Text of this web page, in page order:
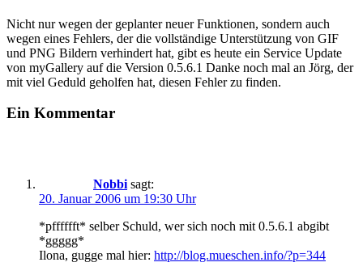
Nicht nur wegen der geplanter neuer Funktionen, sondern auch
wegen eines Fehlers, der die vollständige Unterstützung von GIF
und PNG Bildern verhindert hat, gibt es heute ein Service Update
von myGallery auf die Version 0.5.6.1 Danke noch mal an Jörg, der
mit viel Geduld geholfen hat, diesen Fehler zu finden.
Ein Kommentar
Nobbi sagt:
20. Januar 2006 um 19:30 Uhr
*pfffffft* selber Schuld, wer sich noch mit 0.5.6.1 abgibt
*ggggg*
Ilona, gugge mal hier: http://blog.mueschen.info/?p=344